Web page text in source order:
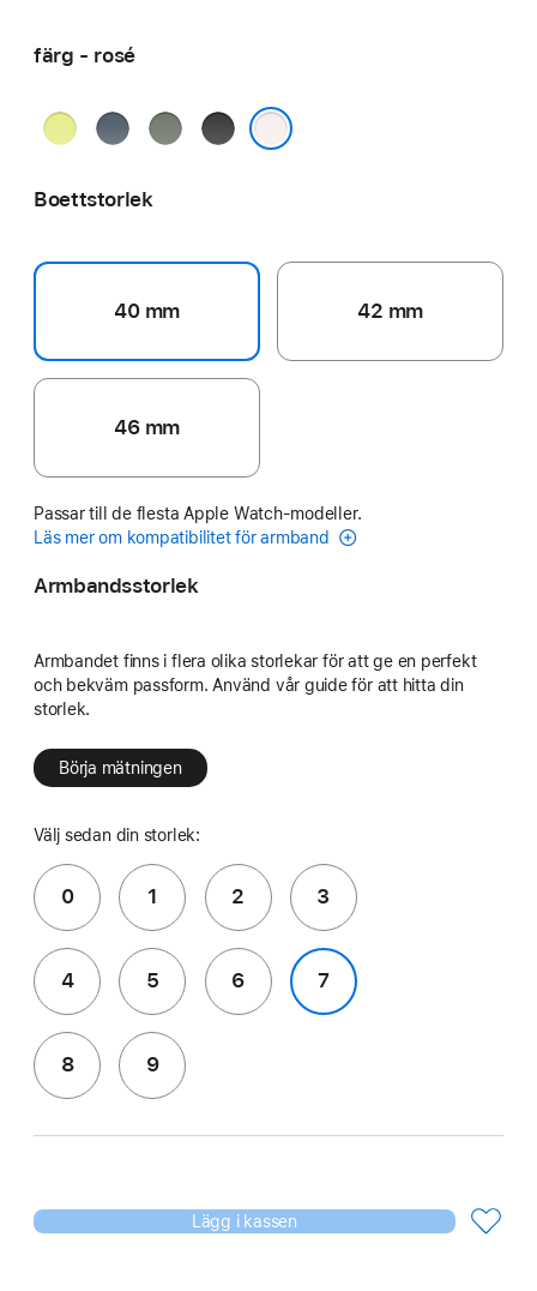
färg - rosé
neongulankarblågrågrönsvart
Boettstorlek
40 mm 42 mm
46 mm
Passar till de flesta Apple Watch-modeller.
Läs mer om kompatibilitet för armband
Armbandsstorlek
Armbandet finns i flera olika storlekar för att ge en perfekt
och bekväm passform. Använd vår guide för att hitta din
storlek.
Börja mätningen
Välj sedan din storlek:
0 1 2 3
4 5 6 7
8 9
Lägg i kassen